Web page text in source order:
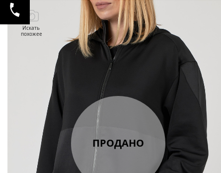
Искать
похожее
ПРОДАНО